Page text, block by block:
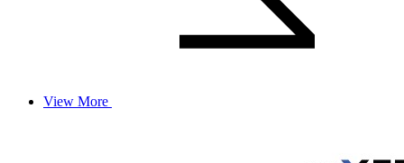
View More